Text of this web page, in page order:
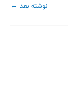
نوشته بعد ←